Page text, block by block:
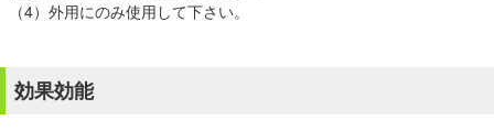
（4）外用にのみ使用して下さい。
効果効能